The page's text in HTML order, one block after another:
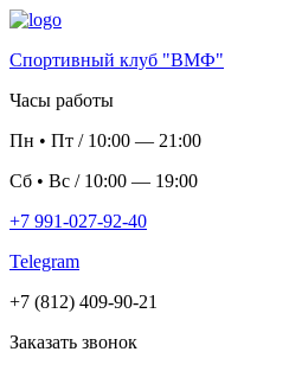
Спортивный клуб "ВМФ"
Часы работы
Пн • Пт / 10:00 — 21:00
Сб • Вс / 10:00 — 19:00
+7 991-027-92-40
Telegram
+7 (812) 409-90-21
Заказать звонок